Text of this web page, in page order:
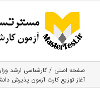
content
صفحه اصلی
کارشناسی ارشد
آغاز توزیع کارت آزمون پذیرش